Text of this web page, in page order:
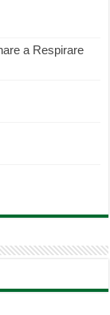
a Respirare